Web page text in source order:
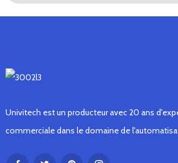
Univitech est un producteur avec 20 ans
commerciale dans le domaine de